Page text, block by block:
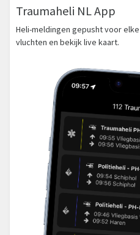
Traumaheli NL App
Heli-meldingen gepusht voor
vluchten en bekijk live kaart.